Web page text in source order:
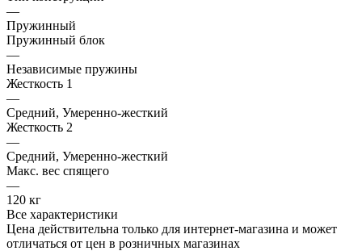
—
Пружинный
Пружинный блок
—
Независимые пружины
Жесткость 1
—
Средний, Умеренно-жесткий
Жесткость 2
—
Средний, Умеренно-жесткий
Макс. вес спящего
—
120 кг
Все характеристики
Цена действительна только для интернет-магазина и может
отличаться от цен в розничных магазинах